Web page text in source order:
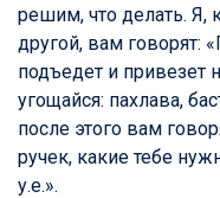
решим, что делать. Я,
другой, вам говорят:
подъедет и привезет
угощайся: пахлава,
после этого вам
ручек, какие тебе
у.е.».